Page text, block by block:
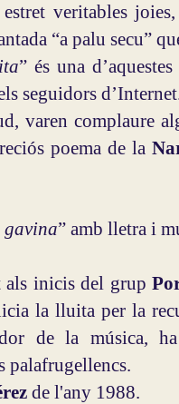
estret veritables
“a palu secu”
” és una
seguidors
varen complaure
poema de la
gavina” amb lletra i
als inicis del grup
la lluita per la
de la música,
palafrugellencs.
de l'any 1988.